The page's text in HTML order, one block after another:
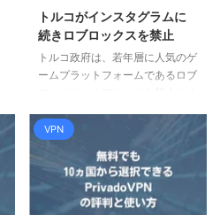
トルコがインスタグラムに
続きロブロックスを禁止
トルコ政府は、若年層に人気のゲ
ームプラットフォームであるロブ
スへのアクセスが禁止する 2024
スタグラムへのアクセスを禁止し
たことが話題となっていますが、
そのわずか数日後に、今度は若年
VPN